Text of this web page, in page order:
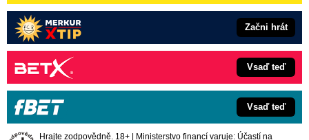
Začni hrát
Vsaď teď
Vsaď teď
Hrajte zodpovědně. 18+ | Ministerstvo financí varuje: Účastí na